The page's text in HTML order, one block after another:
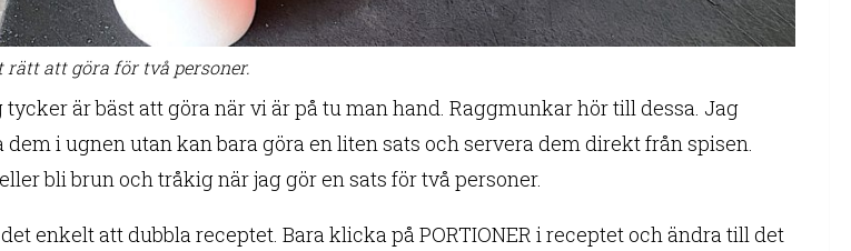
att göra för två personer.
tycker är bäst att göra när vi är på tu man hand. Raggmunkar hör till dessa. Jag
i ugnen utan kan bara göra en liten sats och servera dem direkt från spisen.
bli brun och tråkig när jag gör en sats för två personer.
enkelt att dubbla receptet. Bara klicka på PORTIONER i receptet och ändra till det